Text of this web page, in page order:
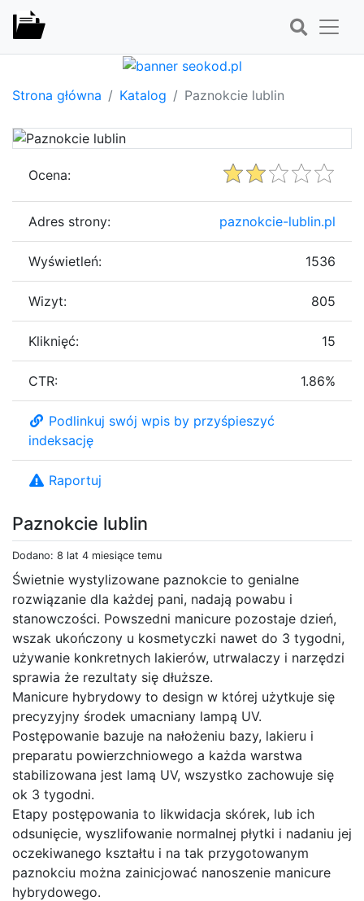
Strona główna Katalog Paznokcie lublin
Paznokcie lublin
Dodano: 8 lat 4 miesiące temu
Świetnie wystylizowane paznokcie to genialne
rozwiązanie dla każdej pani, nadają powabu i
stanowczości. Powszedni manicure pozostaje dzień,
wszak ukończony u kosmetyczki nawet do 3 tygodni,
używanie konkretnych lakierów, utrwalaczy i narzędzi
sprawia że rezultaty się dłuższe.
Manicure hybrydowy to design w której użytkuje się
precyzyjny środek umacniany lampą UV.
Postępowanie bazuje na nałożeniu bazy, lakieru i
preparatu powierzchniowego a każda warstwa
stabilizowana jest lamą UV, wszystko zachowuje się
ok 3 tygodni.
Etapy postępowania to likwidacja skórek, lub ich
odsunięcie, wyszlifowanie normalnej płytki i nadaniu jej
oczekiwanego kształtu i na tak przygotowanym
paznokciu można zainicjować nanoszenie manicure
hybrydowego.
Ocena:
Adres strony: paznokcie-lublin.pl
Wyświetleń: 1536
Wizyt: 805
Kliknięć: 15
CTR: 1.86%
Podlinkuj swój wpis by przyśpieszyć
indeksację
Raportuj